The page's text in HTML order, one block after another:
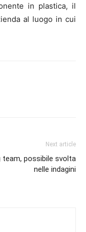
in plastica, il
al luogo in cui
Next article
team, possibile svolta
nelle indagini